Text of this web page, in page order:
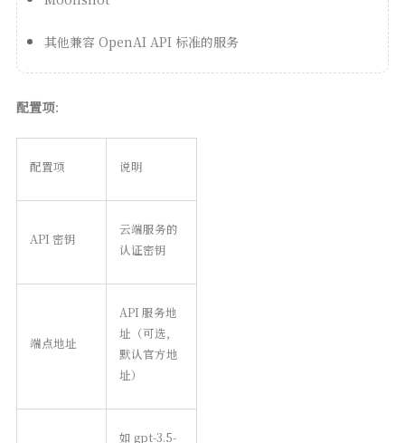
其他兼容 OpenAI API 标准的服务
配置项：
配置项 说明
API 密钥
云端服务的
认证密钥
端点地址
API 服务地
址（可选，
默认官方地
址）
如 gpt-3.5-